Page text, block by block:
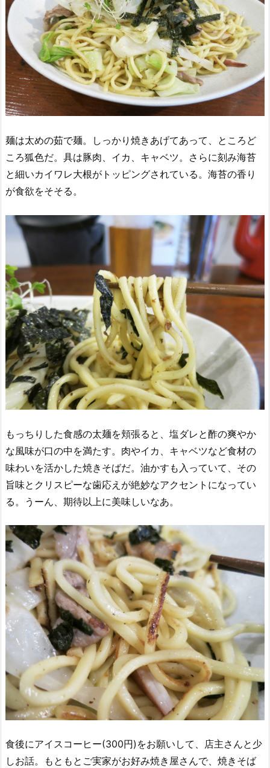
麺は太めの茹で麺。しっかり焼きあげてあって、ところど
ころ狐色だ。具は豚肉、イカ、キャベツ。さらに刻み海苔
と細いカイワレ大根がトッピングされている。海苔の香り
が食欲をそそる。
もっちりした食感の太麺を頬張ると、塩ダレと酢の爽やか
な風味が口の中を満たす。肉やイカ、キャベツなど食材の
味わいを活かした焼きそばだ。油かすも入っていて、その
旨味とクリスピーな歯応えが絶妙なアクセントになってい
る。うーん、期待以上に美味しいなあ。
食後にアイスコーヒー(300円)をお願いして、店主さんと少
しお話。もともとご実家がお好み焼き屋さんで、焼きそば